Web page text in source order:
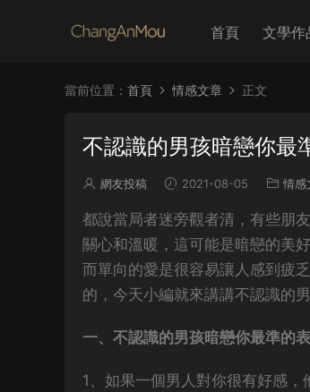
首頁 文學作
當前位置： 首頁 情感文章 正文
不認識的男孩暗戀你最
網友投稿 2021-08-05 情感
都說當局者迷旁觀者清，有些朋
關心和溫暖，這可能是暗戀的美
而單向的愛是很容易讓人感到疲
的，今天小編就來講講不認識的
一、不認識的男孩暗戀你最準的
1、如果一個男人對你很有好感